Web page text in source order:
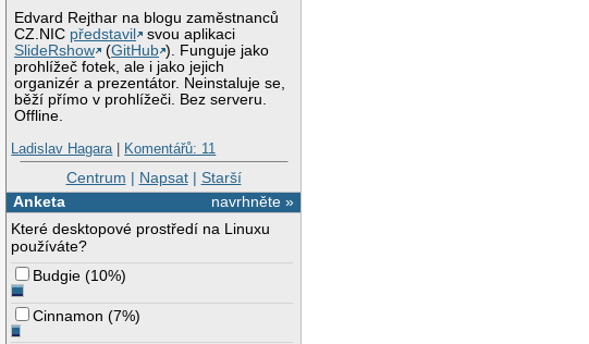
Edvard Rejthar na blogu zaměstnanců
CZ.NIC představil
svou aplikaci
SlideRshow
(GitHub ). Funguje jako
prohlížeč fotek, ale i jako jejich
organizér a prezentátor. Neinstaluje se,
běží přímo v prohlížeči. Bez serveru.
Offline.
Ladislav Hagara| Komentářů: 11
Centrum | Napsat| Starší
navrhněte »
Anketa
Které desktopové prostředí na Linuxu
používáte?
Budgie (10%)
Cinnamon (7%)